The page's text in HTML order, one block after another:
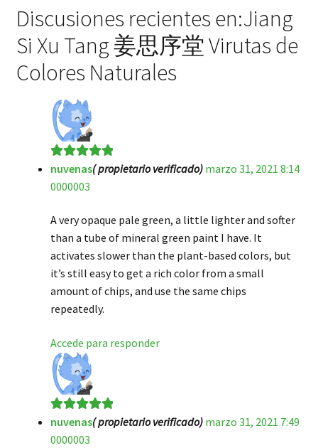
Discusiones recientes en:Jiang
Si Xu Tang 姜思序堂 Virutas de
Colores Naturales
Valorado en5
de 5
nuvenas( propietario verificado) marzo 31, 2021 8:14
0000003
A very opaque pale green, a little lighter and softer
than a tube of mineral green paint I have. It
activates slower than the plant-based colors, but
it’s still easy to get a rich color from a small
amount of chips, and use the same chips
repeatedly.
Accede para responder
Valorado en5
de 5
nuvenas( propietario verificado) marzo 31, 2021 7:49
0000003